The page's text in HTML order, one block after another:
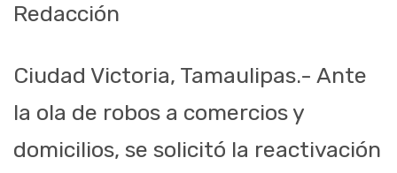
Redacción
Ciudad Victoria, Tamaulipas.- Ante
la ola de robos a comercios y
domicilios, se solicitó la reactivación